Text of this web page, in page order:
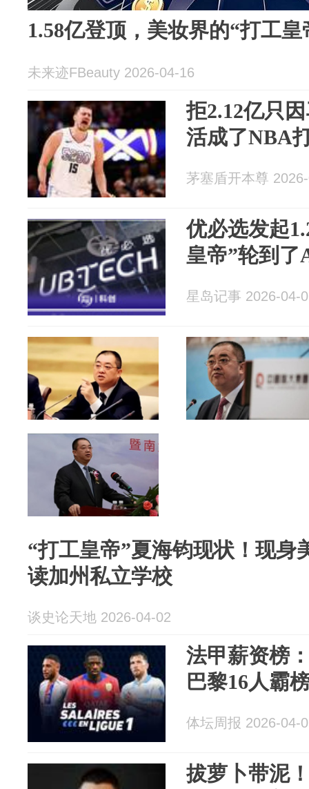
1.58亿登顶，美妆界的“打工皇
未来迹FBeauty 2026-04-16
拒2.12亿只
活成了NBA
茅塞盾开本尊
优必选发起
皇帝”轮到了
星岛记事 2026-04-
“打工皇帝”夏海钧现状！现身
读加州私立学校
谈史论天地 2026-04-02
法甲薪资榜
巴黎16人霸
体坛周报 2026-04-
拔萝卜带泥